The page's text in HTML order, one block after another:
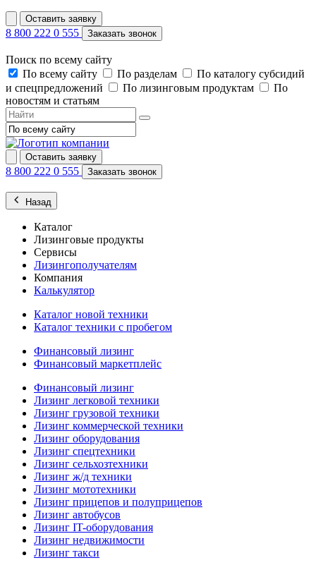
Оставить заявку
8 800 222 0 555 Заказать звонок
Поиск по всему сайту
По всему сайту
По разделам
По каталогу субсидий
и спецпредложений
По лизинговым продуктам
По
новостям и статьям
Оставить заявку
8 800 222 0 555 Заказать звонок
Назад
Каталог
Лизинговые продукты
Сервисы
Лизингополучателям
Компания
Калькулятор
Каталог новой техники
Каталог техники с пробегом
Финансовый лизинг
Финансовый маркетплейс
Финансовый лизинг
Лизинг легковой техники
Лизинг грузовой техники
Лизинг коммерческой техники
Лизинг оборудования
Лизинг спецтехники
Лизинг сельхозтехники
Лизинг ж/д техники
Лизинг мототехники
Лизинг прицепов и полуприцепов
Лизинг автобусов
Лизинг IT-оборудования
Лизинг недвижимости
Лизинг такси